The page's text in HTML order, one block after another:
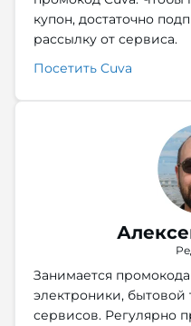
купон, достаточно
рассылку от сервиса.
Посетить Cuva
Занимается
электроники,
сервисов. Регулярно